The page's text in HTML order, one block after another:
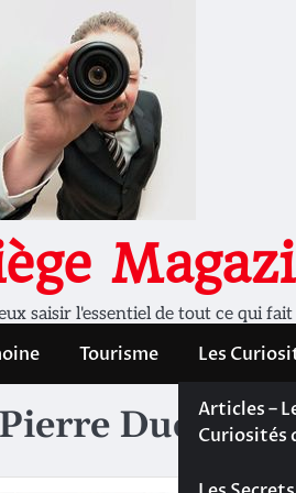
saisir l'essentiel de tout ce qui
Tourisme Les
Les
Liège
Articles –
Curiosités
Pierre